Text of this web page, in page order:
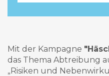
Mit der Kampagne
das Thema Abtreibung
„Risiken und